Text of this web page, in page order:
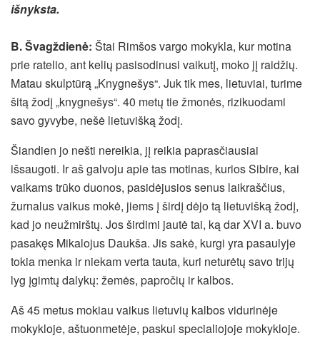
išnyksta.
B. Švagždienė: Štai Rimšos vargo mokykla, kur motina
prie ratelio, ant kelių pasisodinusi vaikutį, moko jį raidžių.
Matau skulptūrą „Knygnešys“. Juk tik mes, lietuviai, turime
šitą žodį „knygnešys“. 40 metų tie žmonės, rizikuodami
savo gyvybe, nešė lietuvišką žodį.
Šiandien jo nešti nereikia, jį reikia paprasčiausiai
išsaugoti. Ir aš galvoju apie tas motinas, kurios Sibire, kai
vaikams trūko duonos, pasidėjusios senus laikraščius,
žurnalus vaikus mokė, jiems į širdį dėjo tą lietuvišką žodį,
kad jo neužmirštų. Jos širdimi jautė tai, ką dar XVI a. buvo
pasakęs Mikalojus Daukša. Jis sakė, kurgi yra pasaulyje
tokia menka ir niekam verta tauta, kuri neturėtų savo trijų
lyg įgimtų dalykų: žemės, papročių ir kalbos.
Aš 45 metus mokiau vaikus lietuvių kalbos vidurinėje
mokykloje, aštuonmetėje, paskui specialiojoje mokykloje.